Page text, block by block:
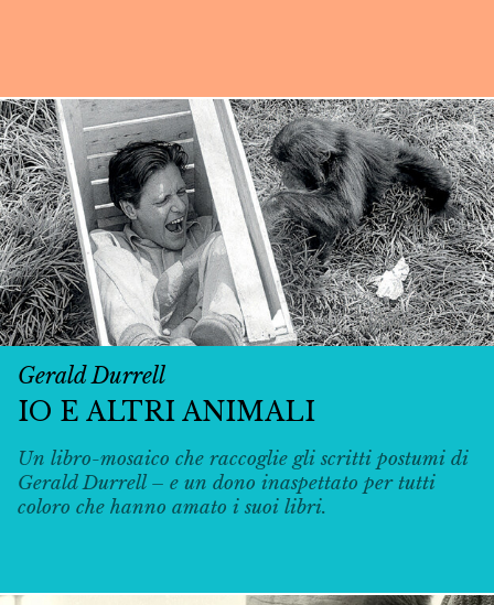
Gerald Durrell
IO E ALTRI ANIMALI
Un libro-mosaico che raccoglie gli scritti postumi di
Gerald Durrell – e un dono inaspettato per tutti
coloro che hanno amato i suoi libri.